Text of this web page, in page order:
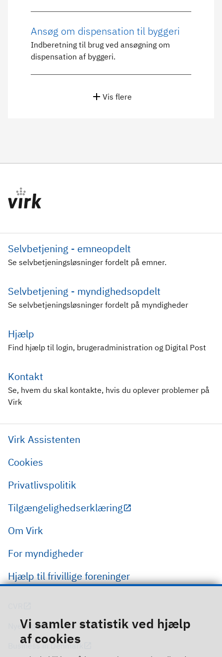
Vi samler statistik ved hjælp
af cookies
Ansøg om dispensation til byggeri
Indberetning til brug ved ansøgning om
dispensation af byggeri.
Vis flere
Selvbetjening - emneopdelt
Se selvbetjeningsløsninger fordelt på emner.
Selvbetjening - myndighedsopdelt
Se selvbetjeningsløsninger fordelt på myndigheder
Hjælp
Find hjælp til login, brugeradministration og Digital Post
Kontakt
Se, hvem du skal kontakte, hvis du oplever problemer på
Virk
Virk Assistenten
Cookies
Privatlivspolitik
Tilgængelighedserklæring
Om Virk
For myndigheder
Hjælp til frivillige foreninger
Nye regler
Business in Denmark